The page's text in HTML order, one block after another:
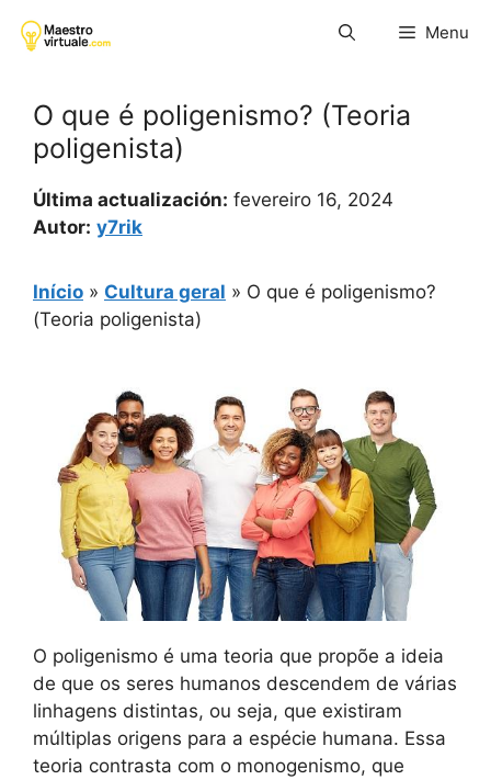
para
Menu
O que é poligenismo? (Teoria
poligenista)
Última actualización: fevereiro 16, 2024
Autor: y7rik
Início » Cultura geral » O que é poligenismo?
(Teoria poligenista)
O poligenismo é uma teoria que propõe a ideia
de que os seres humanos descendem de várias
linhagens distintas, ou seja, que existiram
múltiplas origens para a espécie humana. Essa
teoria contrasta com o monogenismo, que